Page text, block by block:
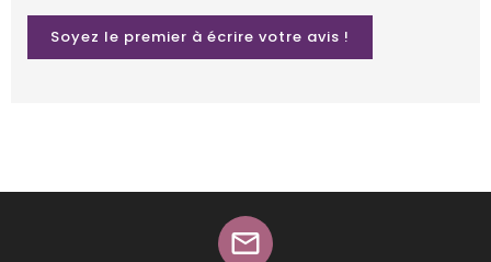
Soyez le premier à écrire votre avis !
mail